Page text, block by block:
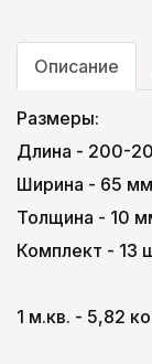
Описание
Размеры:
Длина - 200-
Ширина - 65 мм
Толщина - 10
Комплект - 13
1 м.кв. - 5,82